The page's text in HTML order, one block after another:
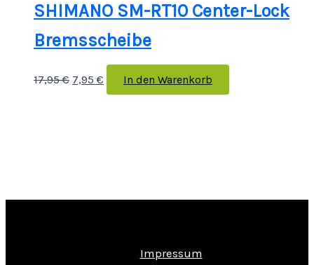
SHIMANO SM-RT10 Center-Lock
Bremsscheibe
17,95€ 7,95 € In den Warenkorb
Impressum